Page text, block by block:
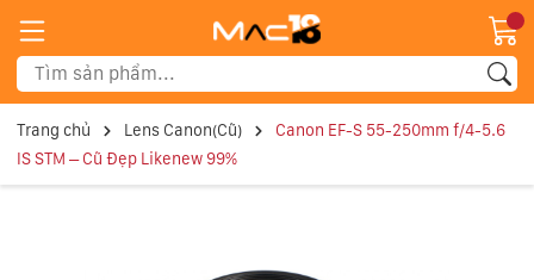
Trang chủ Lens Canon(Cũ)
Canon EF-S 55-250mm f/4-5.6
IS STM – Cũ Đẹp Likenew 99%